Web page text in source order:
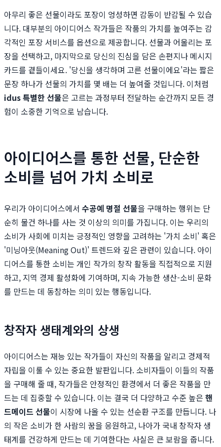
아무리 좋은 선물이라도 포장이 엉성하면 감동이 반감될 수 있습
니다. 대부분의 아이디어스 작가들은 작품의 가치를 높여주는 감
각적인 포장 서비스를 옵션으로 제공합니다. 선물과 어울리는 포
장을 선택하고, 마지막으로 당신의 진심을 담은 손편지나 메시지
카드를 곁들이세요. '당신을 생각하며 고른 선물이에요'라는 짧은
문장 하나가 선물의 가치를 몇 배는 더 높여줄 것입니다. 이처럼
idus 특별한 선물은 고르는 과정부터 전달하는 순간까지 모든 경
험이 소중한 기억으로 남습니다.
아이디어스를 통한 선물, 단순한
소비를 넘어 가치 소비로
우리가 아이디어스에서 수공예 명절 선물을 구매하는 행위는 단
순히 물건 하나를 사는 것 이상의 의미를 가집니다. 이는 우리의
소비가 사회에 미치는 긍정적인 영향을 고려하는 '가치 소비' 혹은
'미닝아웃(Meaning Out)' 트렌드와 깊은 관련이 있습니다. 아이
디어스를 통한 소비는 개인 작가의 창작 활동을 직접적으로 지원
하고, 지역 경제 활성화에 기여하며, 지속 가능한 생산-소비 문화
를 만드는 데 동참하는 의미 있는 행동입니다.
창작자 생태계와의 상생
아이디어스는 재능 있는 작가들이 자신의 작품을 알리고 경제적
자립을 이룰 수 있는 중요한 발판입니다. 소비자들이 이들의 작품
을 구매해 줄 때, 작가들은 안정적인 환경에서 더 좋은 작품을 만
드는 데 집중할 수 있습니다. 이는 결국 더 다양하고 수준 높은 핸
드메이드 선물이 시장에 나올 수 있는 선순환 구조를 만듭니다. 나
의 작은 소비가 한 사람의 꿈을 응원하고, 나아가 국내 창작자 생
태계를 건강하게 만드는 데 기여한다는 사실은 큰 보람을 줍니다.